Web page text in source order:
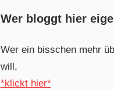
Wer bloggt hier
Wer ein bisschen mehr
will,
*klickt hier*